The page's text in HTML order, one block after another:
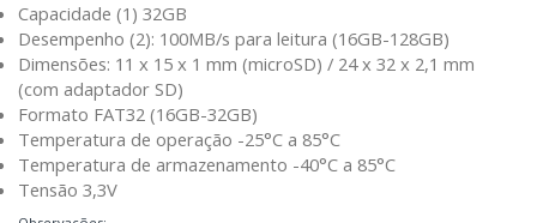
Capacidade (1) 32GB
Desempenho (2): 100MB/s para leitura (16GB-128GB)
Dimensões: 11 x 15 x 1 mm (microSD) / 24 x 32 x 2,1 mm
(com adaptador SD)
Formato FAT32 (16GB-32GB)
Temperatura de operação -25°C a 85°C
Temperatura de armazenamento -40°C a 85°C
Tensão 3,3V